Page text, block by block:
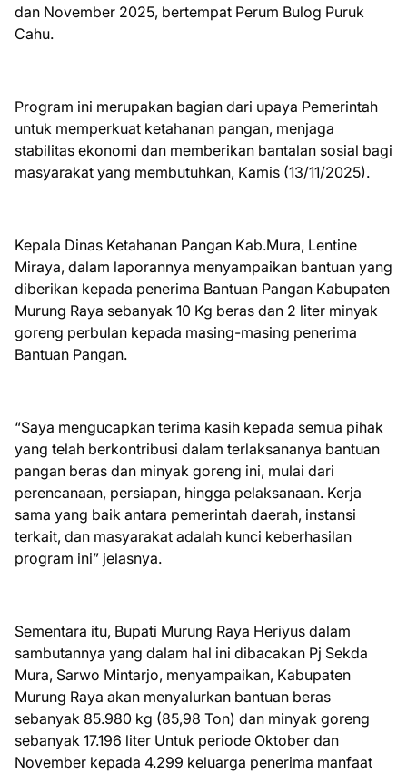
dan November 2025, bertempat Perum Bulog Puruk
Cahu.
Program ini merupakan bagian dari upaya Pemerintah
untuk memperkuat ketahanan pangan, menjaga
stabilitas ekonomi dan memberikan bantalan sosial bagi
masyarakat yang membutuhkan, Kamis (13/11/2025).
Kepala Dinas Ketahanan Pangan Kab.Mura, Lentine
Miraya, dalam laporannya menyampaikan bantuan yang
diberikan kepada penerima Bantuan Pangan Kabupaten
Murung Raya sebanyak 10 Kg beras dan 2 liter minyak
goreng perbulan kepada masing-masing penerima
Bantuan Pangan.
“Saya mengucapkan terima kasih kepada semua pihak
yang telah berkontribusi dalam terlaksananya bantuan
pangan beras dan minyak goreng ini, mulai dari
perencanaan, persiapan, hingga pelaksanaan. Kerja
sama yang baik antara pemerintah daerah, instansi
terkait, dan masyarakat adalah kunci keberhasilan
program ini” jelasnya.
Sementara itu, Bupati Murung Raya Heriyus dalam
sambutannya yang dalam hal ini dibacakan Pj Sekda
Mura, Sarwo Mintarjo, menyampaikan, Kabupaten
Murung Raya akan menyalurkan bantuan beras
sebanyak 85.980 kg (85,98 Ton) dan minyak goreng
sebanyak 17.196 liter Untuk periode Oktober dan
November kepada 4.299 keluarga penerima manfaat